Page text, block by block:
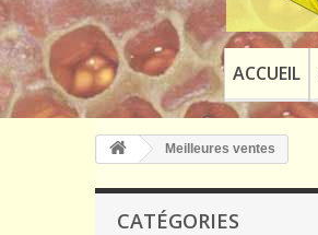
ACCUEIL
Meilleures ventes
CATÉGORIES